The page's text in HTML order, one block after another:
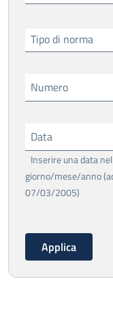
Tipo di norma
Numero
Data
Inserire una data
giorno/mese/anno
07/03/2005)